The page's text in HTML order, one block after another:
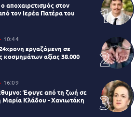
αποχαιρετισμός στον
τον Ιερέα Πατέρα του
10:44
εργαζόμενη σε
κοσμημάτων αξίας 38.000
16:09
Έφυγε από τη ζωή σε
Μαρία Κλάδου - Χανιωτάκη